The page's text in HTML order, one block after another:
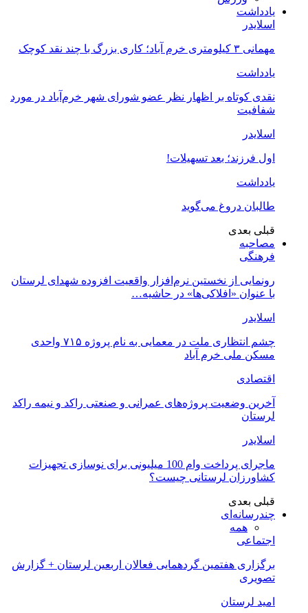
یادداشت
اسلایدر
مهمانی ۳ کیلومتری خرم آباد؛ کاری بزرگ با چند نقد کوچک
یادداشت
نقدی کوتاه بر اظهار نظر عضو شورای شهر خرم‌آباد در مورد
شفافیت
اسلایدر
اول فرزند؛ بعد تسهیلات!
یادداشت
طالبان دروغ می‌گوید
قبلی بعدی
مصاحبه
فرهنگی
رونمایی از نخستین نرم‌افزار واقعیت افزوده شهدای لرستان
با عنوان «افلاکی‌ها» در حاشیه…
اسلایدر
چشم انتظاری ملت در معمایی به نام پروژه ۷۱۵ واحدی
مسکن ملی خرم آباد
اقتصادی
آخرین وضعیت پروژه‌های عمرانی و صنعتی راکد و نیمه راکد
لرستان
اسلایدر
ماجرای پرداخت وام 100 میلیونی برای نوسازی تجهیزات
کشاورزان لرستانی چیست؟
قبلی بعدی
چندرسانه‌ای
همه
اجتماعی
برگزاری هفتمین گردهمایی فعالان اربعین لرستان + گزارش
تصویری
امید لرستان